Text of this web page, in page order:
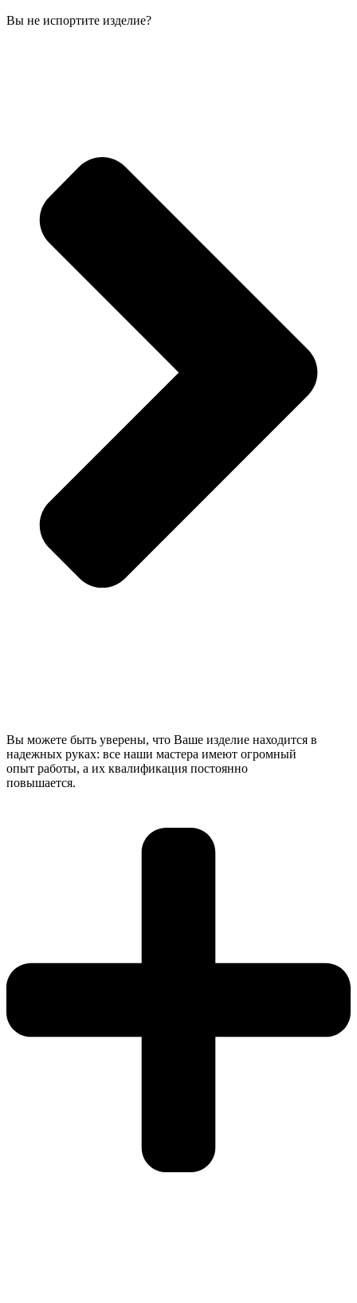
Вы не испортите изделие?
Вы можете быть уверены, что Ваше изделие находится в
надежных руках: все наши мастера имеют огромный
опыт работы, а их квалификация постоянно
повышается.